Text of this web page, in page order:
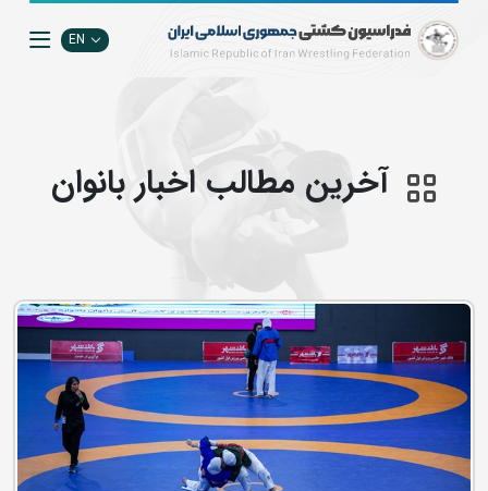
EN
آخرین مطالب اخبار بانوان